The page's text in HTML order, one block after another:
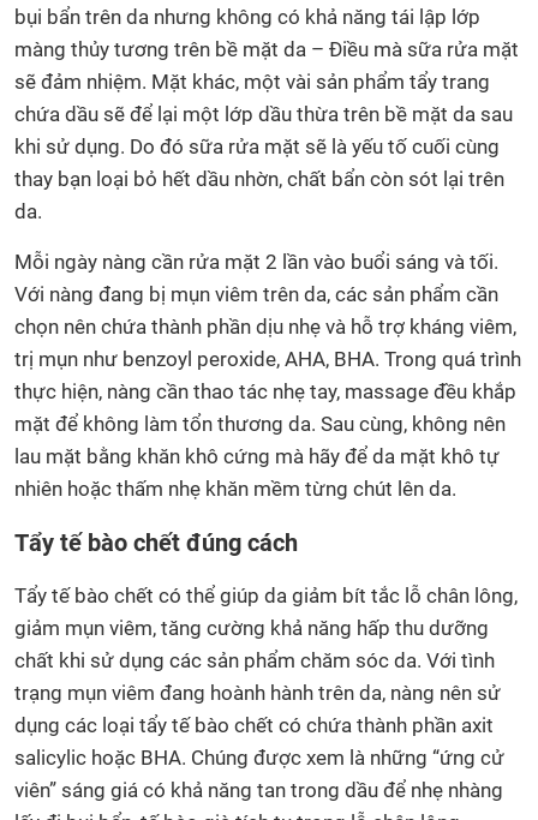
bụi bẩn trên da nhưng không có khả năng tái lập lớp
màng thủy tương trên bề mặt da – Điều mà sữa rửa mặt
sẽ đảm nhiệm. Mặt khác, một vài sản phẩm tẩy trang
chứa dầu sẽ để lại một lớp dầu thừa trên bề mặt da sau
khi sử dụng. Do đó sữa rửa mặt sẽ là yếu tố cuối cùng
thay bạn loại bỏ hết dầu nhờn, chất bẩn còn sót lại trên
da.
Mỗi ngày nàng cần rửa mặt 2 lần vào buổi sáng và tối.
Với nàng đang bị mụn viêm trên da, các sản phẩm cần
chọn nên chứa thành phần dịu nhẹ và hỗ trợ kháng viêm,
trị mụn như benzoyl peroxide, AHA, BHA. Trong quá trình
thực hiện, nàng cần thao tác nhẹ tay, massage đều khắp
mặt để không làm tổn thương da. Sau cùng, không nên
lau mặt bằng khăn khô cứng mà hãy để da mặt khô tự
nhiên hoặc thấm nhẹ khăn mềm từng chút lên da.
Tẩy tế bào chết đúng cách
Tẩy tế bào chết có thể giúp da giảm bít tắc lỗ chân lông,
giảm mụn viêm, tăng cường khả năng hấp thu dưỡng
chất khi sử dụng các sản phẩm chăm sóc da. Với tình
trạng mụn viêm đang hoành hành trên da, nàng nên sử
dụng các loại tẩy tế bào chết có chứa thành phần axit
salicylic hoặc BHA. Chúng được xem là những “ứng cử
viên” sáng giá có khả năng tan trong dầu để nhẹ nhàng